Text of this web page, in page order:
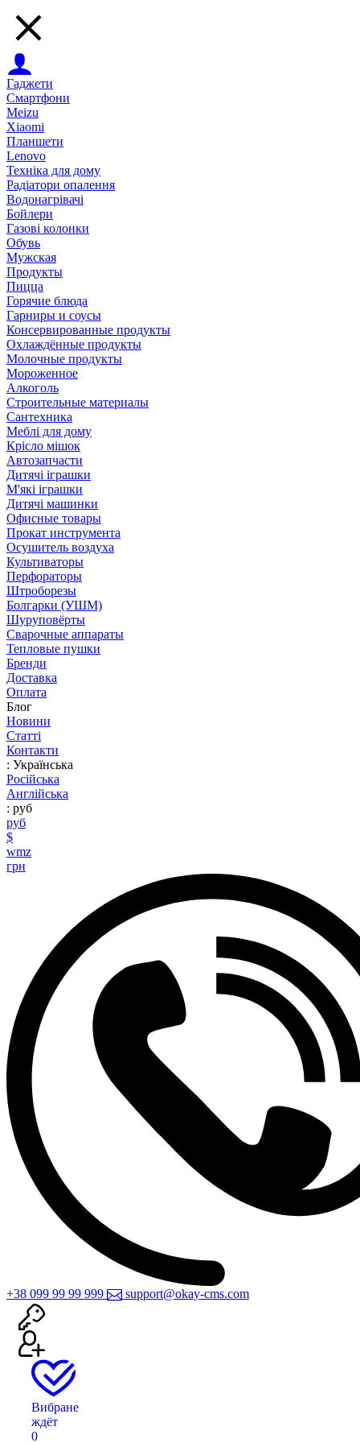
Гаджети
Смартфони
Meizu
Xiaomi
Планшети
Lenovo
Техніка для дому
Радіатори опалення
Водонагрівачі
Бойлери
Газові колонки
Обувь
Мужская
Продукты
Пицца
Горячие блюда
Гарниры и соусы
Консервированные продукты
Охлаждённые продукты
Молочные продукты
Мороженное
Алкоголь
Строительные материалы
Сантехника
Меблі для дому
Крісло мішок
Автозапчасти
Дитячі іграшки
М'які іграшки
Дитячі машинки
Офисные товары
Прокат инструмента
Осушитель воздуха
Культиваторы
Перфораторы
Штроборезы
Болгарки (УШМ)
Шуруповёрты
Сварочные аппараты
Тепловые пушки
Бренди
Доставка
Оплата
Блог
Новини
Статті
Контакти
: Українська
Російська
Англійська
: руб
руб
$
wmz
грн
+38 099 99 99 999 support@okay-cms.com
Вибране
ждёт
0